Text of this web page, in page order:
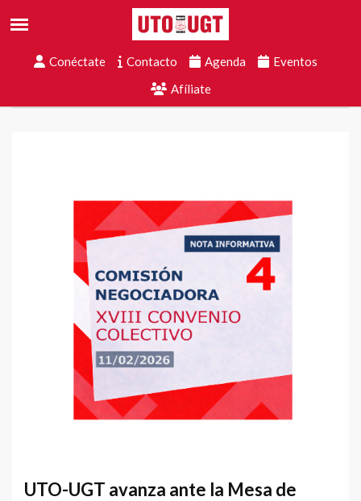
Conéctate Contacto Agenda
Eventos
Afíliate
UTO-UGT avanza ante la Mesa de